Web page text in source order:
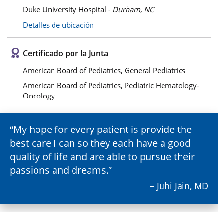
Duke University Hospital - Durham, NC
Detalles de ubicación
Certificado por la Junta
American Board of Pediatrics, General Pediatrics
American Board of Pediatrics, Pediatric Hematology-
Oncology
My hope for every patient is provide the
best care I can so they each have a good
quality of life and are able to pursue their
passions and dreams.
– Juhi Jain, MD